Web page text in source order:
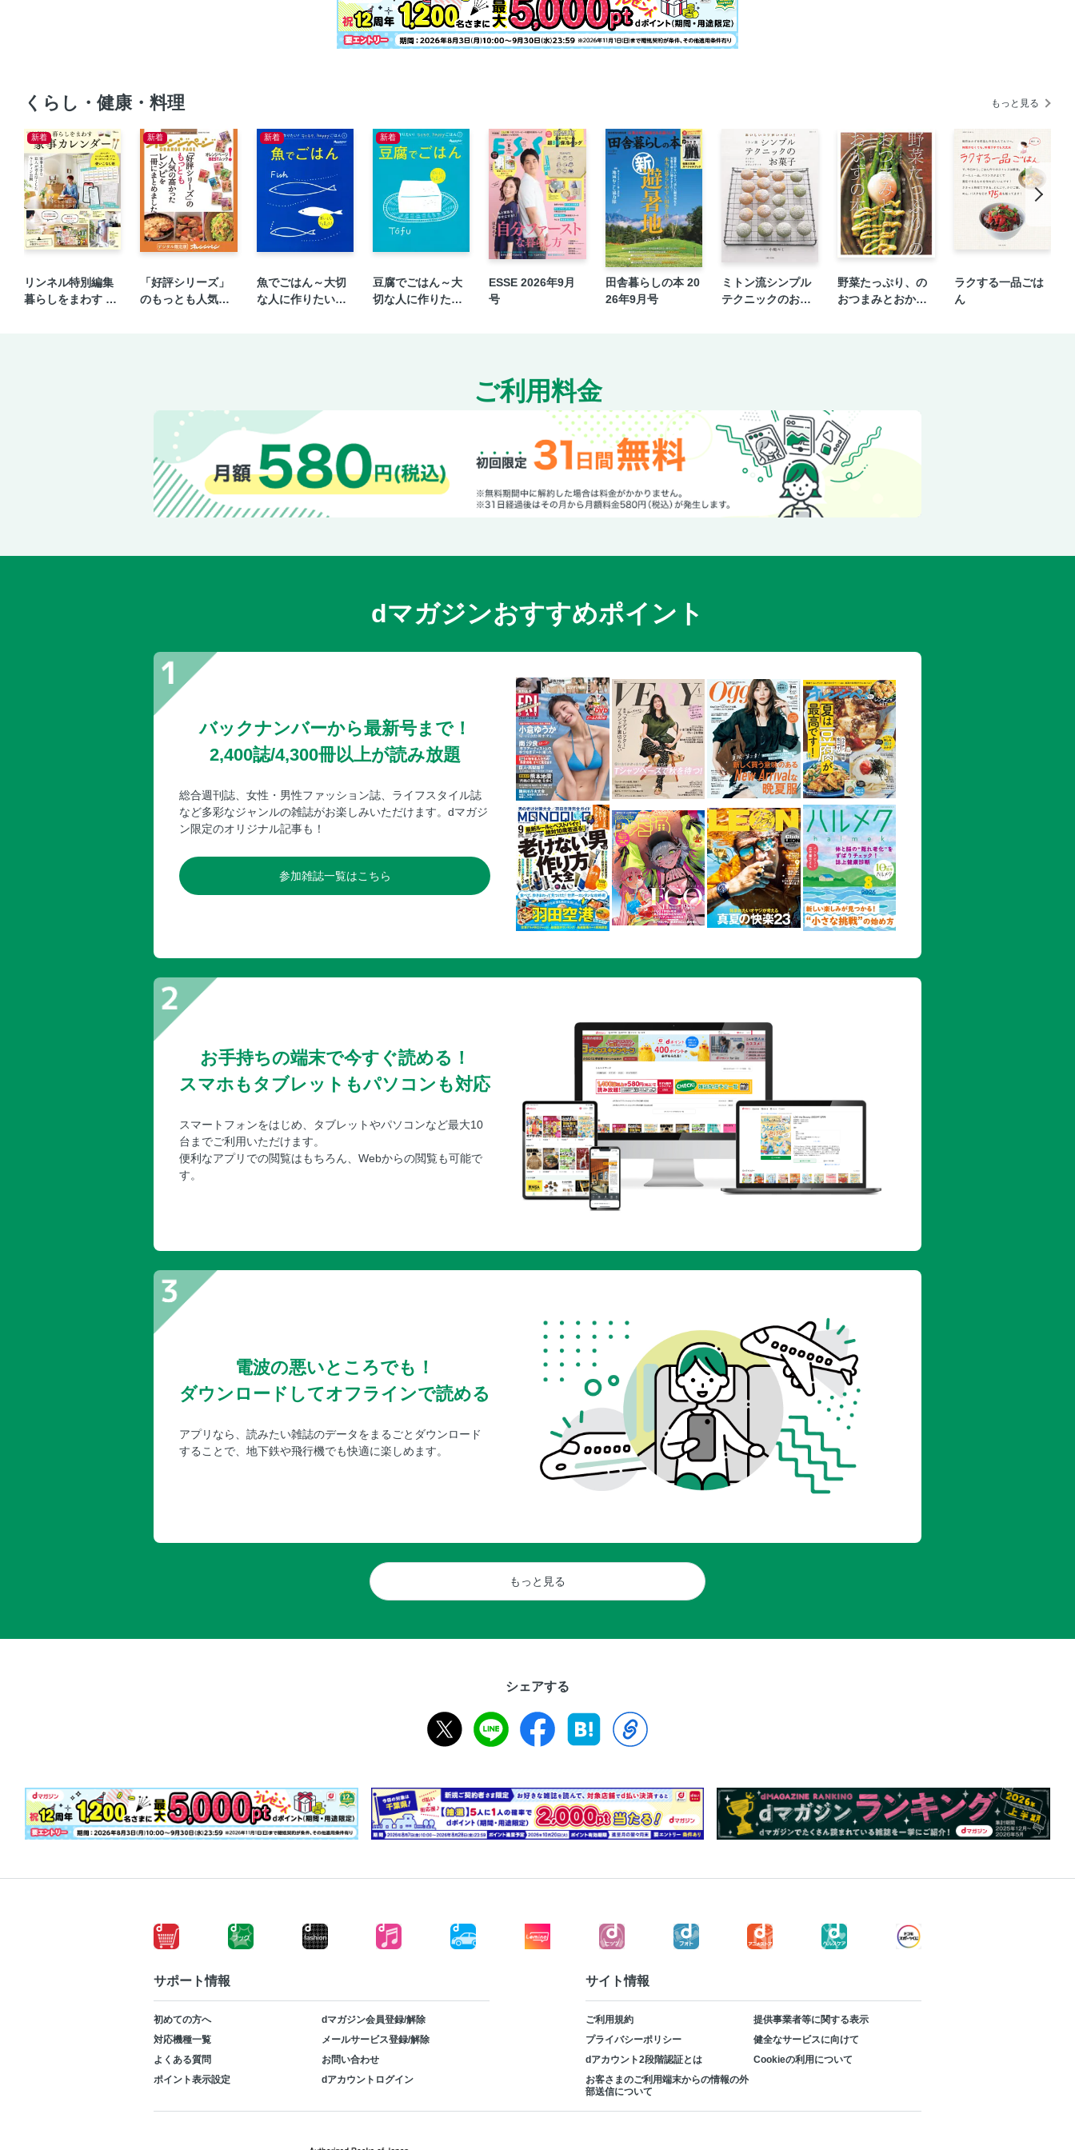
くらし・健康・料理 もっと見る
新着
リンネル特別編集
暮らしをまわす 家
新着
「好評シリーズ」
のもっとも人気の
新着
魚でごはん～大切
な人に作りたい！
新着
豆腐でごはん～大
切な人に作りた
ESSE 2026年9月
号
田舎暮らしの本 20
26年9月号
ミトン流シンプル
テクニックのお菓
野菜たっぷり、の
おつまみとおかず
ラクする一品ごは
ん
ご利用料金
dマガジンおすすめポイント
バックナンバーから最新号まで！
2,400誌/4,300冊以上が読み放題
総合週刊誌、女性・男性ファッション誌、ライフスタイル誌
など多彩なジャンルの雑誌がお楽しみいただけます。dマガジ
ン限定のオリジナル記事も！
参加雑誌一覧はこちら
お手持ちの端末で今すぐ読める！
スマホもタブレットもパソコンも対応
スマートフォンをはじめ、タブレットやパソコンなど最大10
台までご利用いただけます。
便利なアプリでの閲覧はもちろん、Webからの閲覧も可能で
す。
電波の悪いところでも！
ダウンロードしてオフラインで読める
アプリなら、読みたい雑誌のデータをまるごとダウンロード
することで、地下鉄や飛行機でも快適に楽しめます。
もっと見る
シェアする
サポート情報
初めての方へ
dマガジン会員登録/解除
対応機種一覧
メールサービス登録/解除
よくある質問
お問い合わせ
ポイント表示設定
dアカウントログイン
サイト情報
ご利用規約
提供事業者等に関する表示
プライバシーポリシー
健全なサービスに向けて
dアカウント2段階認証とは
Cookieの利用について
お客さまのご利用端末からの情報の外
部送信について